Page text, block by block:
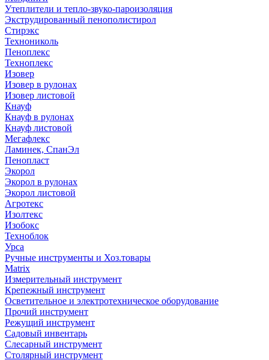
Утеплители и тепло-звуко-пароизоляция
Экструдированный пенополистирол
Стирэкс
Технониколь
Пеноплекс
Техноплекс
Изовер
Изовер в рулонах
Изовер листовой
Кнауф
Кнауф в рулонах
Кнауф листовой
Мегафлекс
Ламинек, СпанЭл
Пенопласт
Экорол
Экорол в рулонах
Экорол листовой
Агротекс
Изолтекс
Изобокс
Техноблок
Урса
Ручные инструменты и Хоз.товары
Matrix
Измерительный инструмент
Крепежный инструмент
Осветительное и электротехническое оборудование
Прочий инструмент
Режущий инструмент
Садовый инвентарь
Слесарный инструмент
Столярный инструмент